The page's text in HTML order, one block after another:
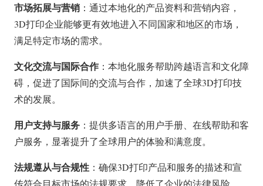
市场拓展与营销 ：通过本地化的产品资料和营销内容，
3D打印企业能够更有效地进入不同国家和地区的市场，
满足特定市场的需求。
文化交流与国际合作 ：本地化服务帮助跨越语言和文化障
碍，促进了国际间的交流与合作，加速了全球3D打印技
术的发展。
用户支持与服务 ：提供多语言的用户手册、在线帮助和客
户服务，显著提升了全球用户的体验和满意度。
法规遵从与合规性 ：确保3D打印产品和服务的描述和宣
传符合目标市场的法规要求，降低了企业的法律风险。